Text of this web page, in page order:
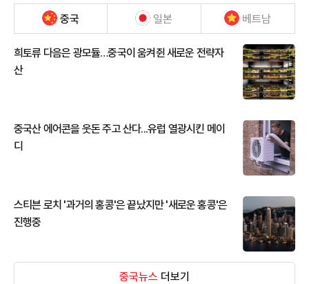
중국 일본 베트남
희토류 다음은 광모듈…중국이 움켜쥔 새로운 전략자
산
중국산 에어콘을 웃돈 주고 산다...유럽 열광시킨 메이
디
스티븐 로치 '과거의 홍콩'은 끝났지만 '새로운 홍콩'은
진행중
중국뉴스 더보기